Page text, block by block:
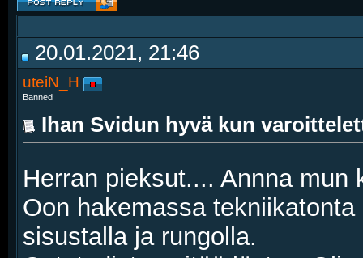
20.01.2021, 21:46
uteiN_H
Banned
Ihan Svidun hyvä kun
Herran pieksut.... Annna mun
Oon hakemassa
sisustalla ja rungolla.